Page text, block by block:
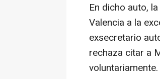
En dicho auto,
Valencia a la
exsecretario
rechaza citar a
voluntariamente.